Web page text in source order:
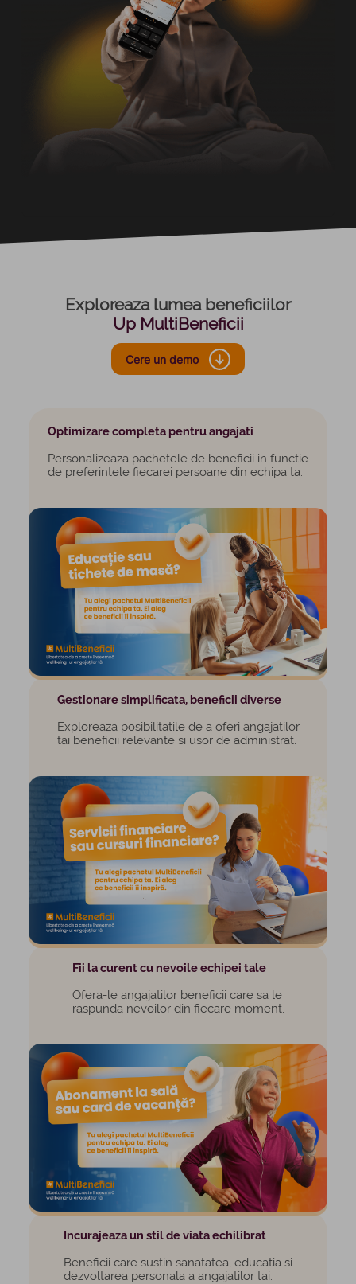
Exploreaza lumea beneficiilor
Up MultiBeneficii
Cere un demo
Optimizare completa pentru angajati
Personalizeaza pachetele de beneficii in functie
de preferintele fiecarei persoane din echipa ta.
Gestionare simplificata, beneficii diverse
Exploreaza posibilitatile de a oferi angajatilor
tai beneficii relevante si usor de administrat.
Fii la curent cu nevoile echipei tale
Ofera-le angajatilor beneficii care sa le
raspunda nevoilor din fiecare moment.
Incurajeaza un stil de viata echilibrat
Beneficii care sustin sanatatea, educatia si
dezvoltarea personala a angajatilor tai.